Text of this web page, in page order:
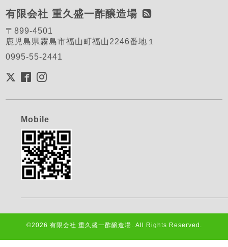
有限会社 重久盛一酢醸造場
〒899-4501
鹿児島県霧島市福山町福山2246番地１
0995-55-2441
Mobile
©2026 有限会社 重久盛一酢醸造場. All Rights Reserved.